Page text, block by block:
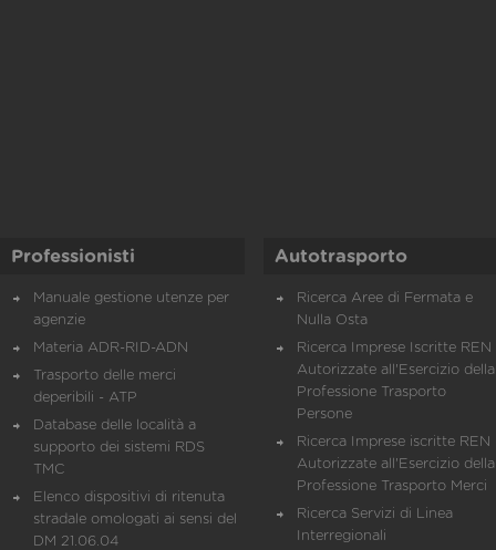
Professionisti
Manuale gestione utenze per
agenzie
Materia ADR-RID-ADN
Trasporto delle merci
deperibili - ATP
Database delle località a
supporto dei sistemi RDS
TMC
Elenco dispositivi di ritenuta
stradale omologati ai sensi del
DM 21.06.04
Autotrasporto
Ricerca Aree di Fermata e
Nulla Osta
Ricerca Imprese Iscritte REN
Autorizzate all'Esercizio della
Professione Trasporto
Persone
Ricerca Imprese iscritte REN
Autorizzate all'Esercizio della
Professione Trasporto Merci
Ricerca Servizi di Linea
Interregionali